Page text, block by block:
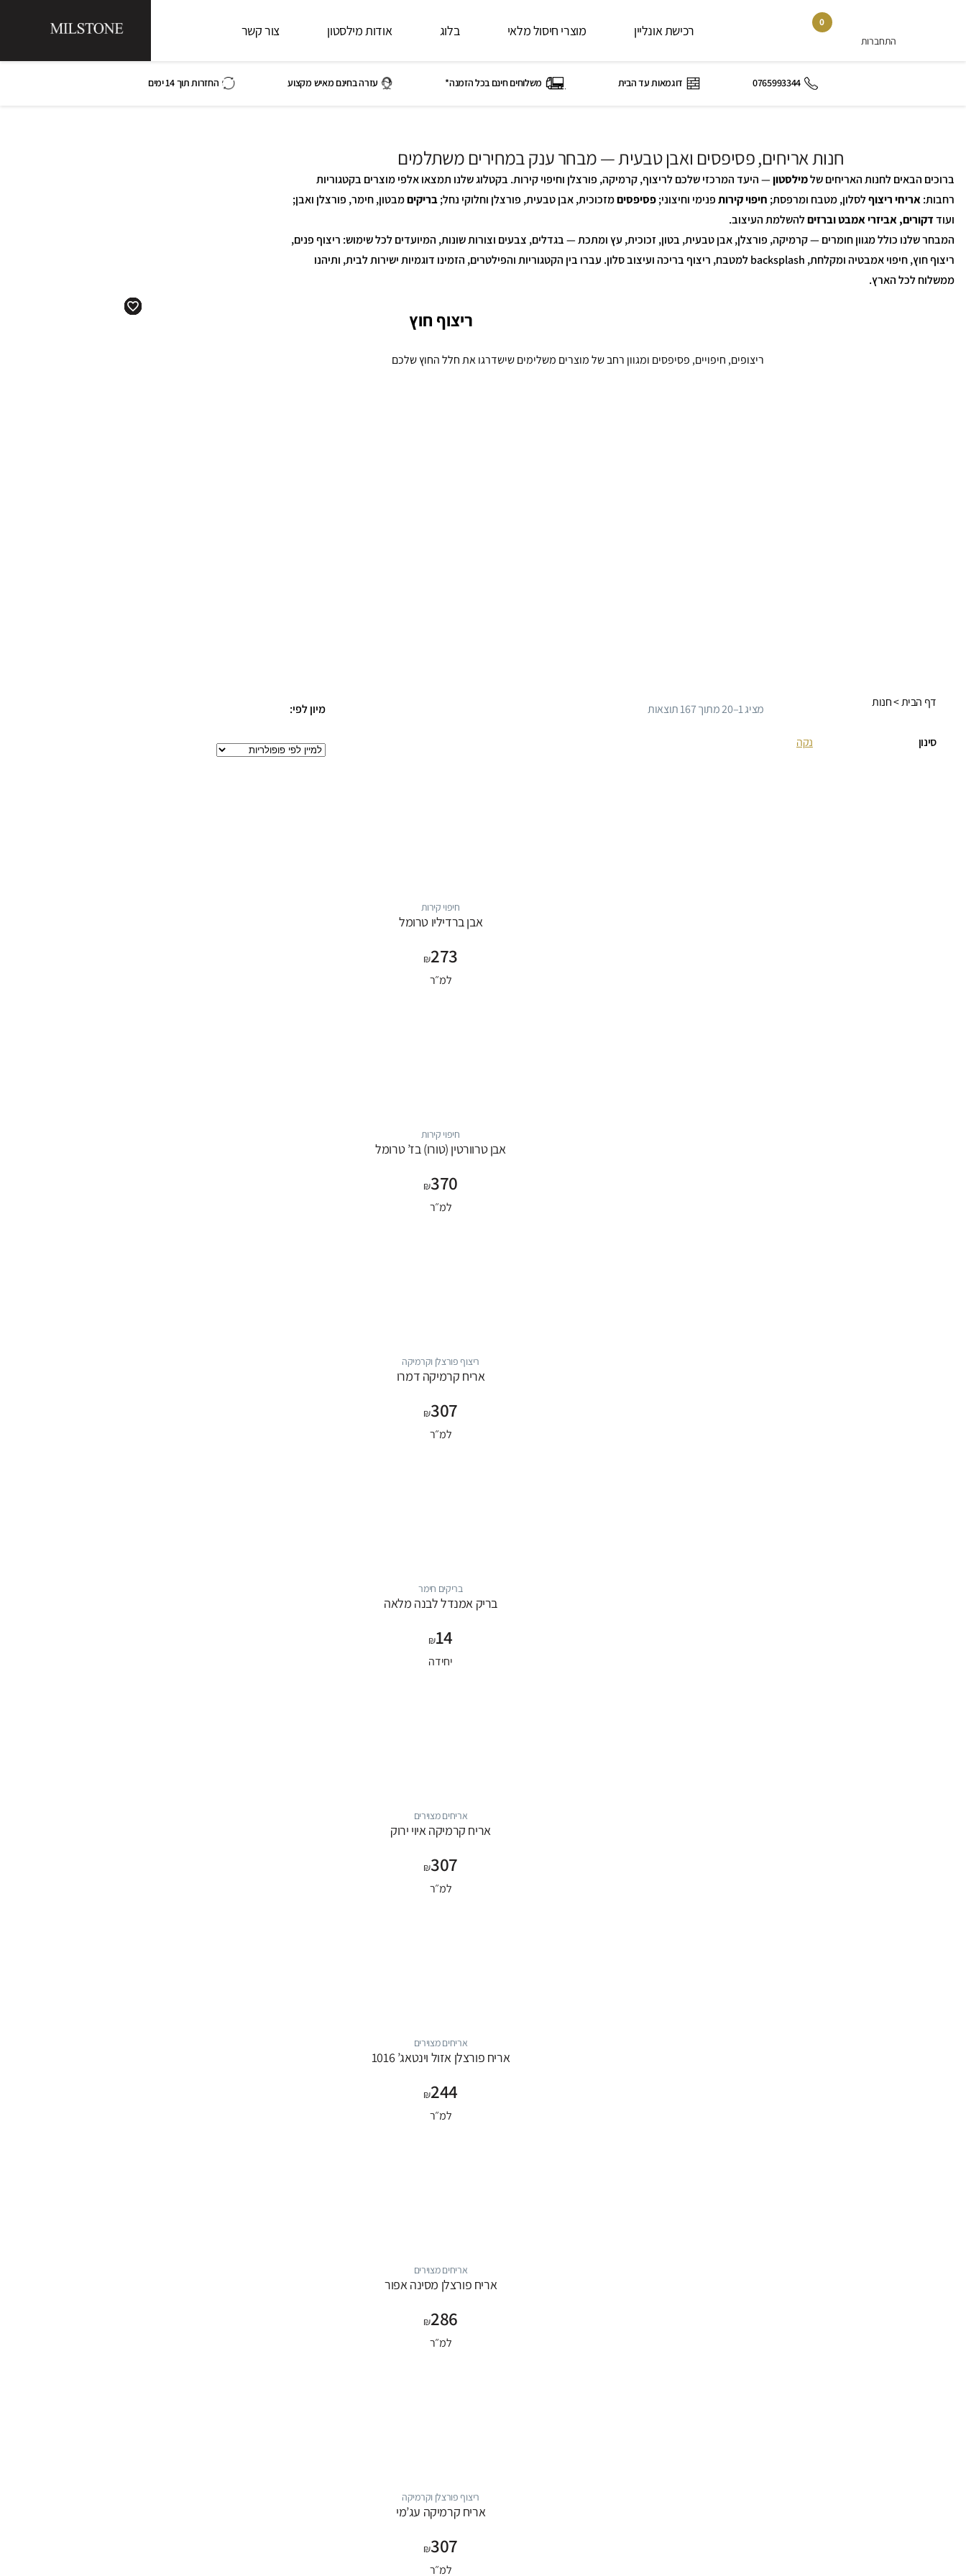
התחברות
0
רכישת אונליין מוצרי חיסול מלאי בלוג אודות מילסטון צור קשר
0765993344 דוגמאות עד הבית משלוחים חינם בכל הזמנה* עזרה בחינם מאיש מקצוע החזרות תוך 14 ימים
חנות אריחים, פסיפסים ואבן טבעית — מבחר ענק במחירים משתלמים
ברוכים הבאים לחנות האריחים שלמילסטון— היעד המרכזי שלכם לריצוף, קרמיקה, פורצלן וחיפוי קירות. בקטלוג שלנו תמצאו אלפי מוצרים בקטגוריות
רחבות:אריחי ריצוףלסלון, מטבח ומרפסת; חיפוי קירותפנימי וחיצוני;פסיפסיםמזכוכית, אבן טבעית, פורצלן וחלוקי נחל;בריקיםמבטון, חימר, פורצלן ואבן;
ועודדקורים, אביזרי אמבט וברזיםלהשלמת העיצוב.
המבחר שלנו כולל מגוון חומרים — קרמיקה, פורצלן, אבן טבעית, בטון, זכוכית, עץ ומתכת — בגדלים, צבעים וצורות שונות, המיועדים לכל שימוש: ריצוף פנים,
ריצוף חוץ, חיפוי אמבטיה ומקלחת, backsplash למטבח, ריצוף בריכה ועיצוב סלון. עברו בין הקטגוריות והפילטרים, הזמינו דוגמיות ישירות לבית, ותיהנו
ממשלוח לכל הארץ.
ריצוף חוץ
ריצופים, חיפויים, פסיפסים ומגוון רחב של מוצרים משלימים שישדרגו את חלל החוץ שלכם
מציג 1–20 מתוך 167 תוצאות
פופולריות
מיון לפי:
חיפוי קירות
אבן ברדיליו טרומל
₪273
למ״ר
חיפוי קירות
אבן טרוורטין (טורו) בז’ טרומל
₪370
למ״ר
ריצוף פורצלן וקרמיקה
אריח קרמיקה דמרו
₪307
למ״ר
בריקים חימר
בריק אמנדל לבנה מלאה
₪14
יחידה
אריחים מצוירים
אריח קרמיקה איוי ירוק
₪307
למ״ר
אריחים מצוירים
אריח פורצלן אזול וינטאג’ 1016
₪244
למ״ר
אריחים מצוירים
אריח פורצלן מסינה אפור
₪286
למ״ר
ריצוף פורצלן וקרמיקה
אריח קרמיקה עג’מי
₪307
למ״ר
דף הבית> חנות
נקה סינון